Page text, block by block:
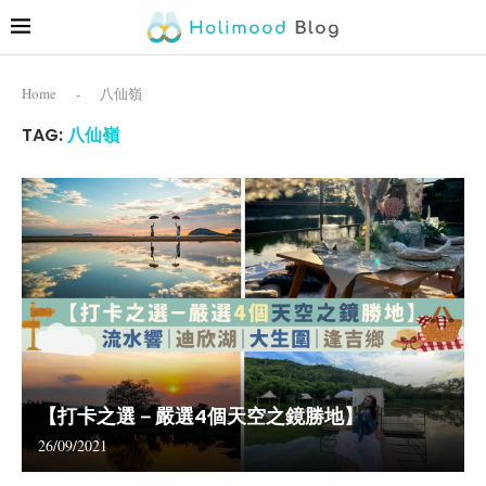
Home - 八仙嶺
TAG:八仙嶺
【打卡之選－嚴選4個天空之鏡勝地】
26/09/2021